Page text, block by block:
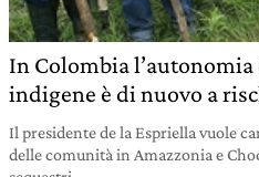
In Colombia
indigene è di nuovo a
Il presidente de la Espriella vuole
delle comunità in Amazzonia e